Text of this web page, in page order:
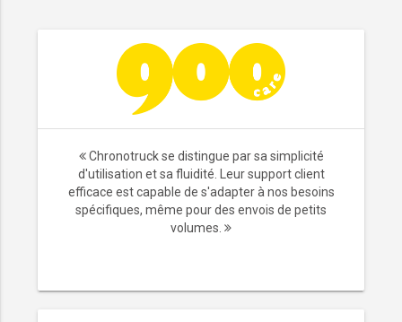
Chronotruck se distingue par sa simplicité
d'utilisation et sa fluidité. Leur support client
efficace est capable de s'adapter à nos besoins
spécifiques, même pour des envois de petits
volumes.